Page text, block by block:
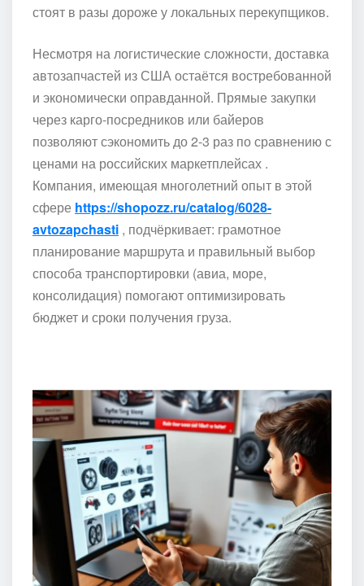
стоят в разы дороже у локальных перекупщиков.
Несмотря на логистические сложности, доставка
автозапчастей из США остаётся востребованной
и экономически оправданной. Прямые закупки
через карго-посредников или байеров
позволяют сэкономить до 2-3 раз по сравнению с
ценами на российских маркетплейсах .
Компания, имеющая многолетний опыт в этой
сфере https://shopozz.ru/catalog/6028-
avtozapchasti , подчёркивает: грамотное
планирование маршрута и правильный выбор
способа транспортировки (авиа, море,
консолидация) помогают оптимизировать
бюджет и сроки получения груза.